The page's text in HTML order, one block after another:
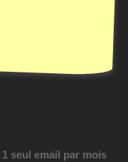
1 seul email par mois